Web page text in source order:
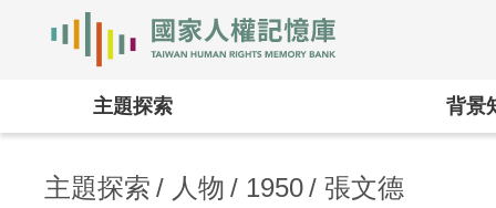
主題探索 背景
主題探索 人物 1950 張文德